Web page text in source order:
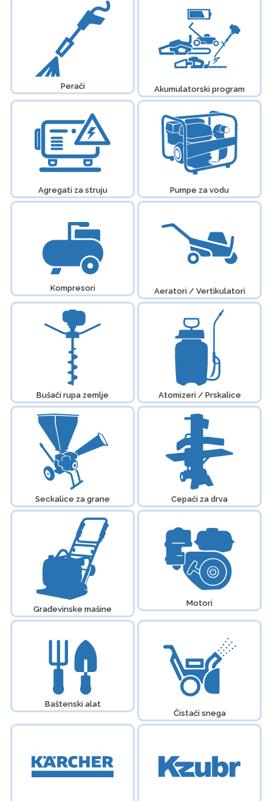
Perači Akumulatorski program
Agregati za struju Pumpe za vodu
Kompresori Aeratori / Vertikulatori
Bušači rupa zemlje Atomizeri / Prskalice
Seckalice za grane Cepači za drva
Građevinske mašine
Motori
Baštenski alat
Čistači snega